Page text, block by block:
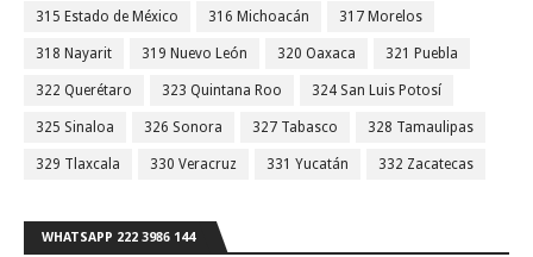
315 Estado de México 316 Michoacán 317 Morelos
318 Nayarit 319 Nuevo León 320 Oaxaca 321 Puebla
322 Querétaro 323 Quintana Roo 324 San Luis Potosí
325 Sinaloa 326 Sonora 327 Tabasco 328 Tamaulipas
329 Tlaxcala 330 Veracruz 331 Yucatán 332 Zacatecas
WHATSAPP 222 3986 144